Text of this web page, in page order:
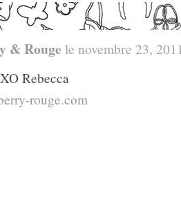
& Rouge le novembre 23,
Rebecca
rouge.com